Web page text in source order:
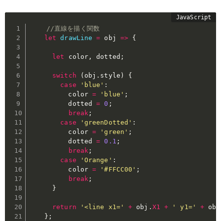
//直線を描く関数
let
drawLine = obj => {
let color , dotted ;
switch ( obj . style )
{
case
'blue' :
          color
= 'blue' ;
          dotted
= 0 ;
break ;
case
'greenDotted' :
          color
= 'green' ;
          dotted
= 0.1 ;
break ;
case
'Orange' :
          color
= '#FFCC00' ;
break ;
}
return '<line x1=' + obj . X1 + ' y1=' + obj
} ;